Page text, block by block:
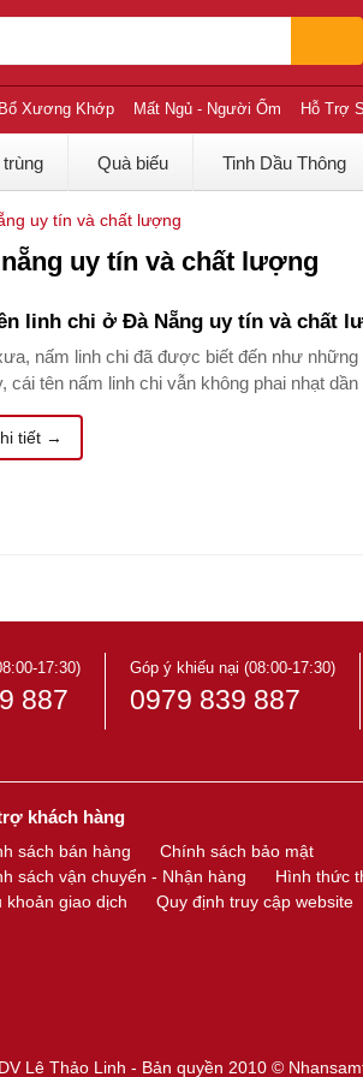
Bổ Xương Khớp Mất Ngủ - Người Ốm Hỗ Trợ
Quà biếu Tinh Dầu Thông
uy tín và chất lượng
uy tín và chất lượng
linh chi ở Đà Nẵng uy tín và chất
nấm linh chi đã được biết đến như
cái tên nấm linh chi vẫn không phai nhạt
tiết →
17:30)
887
Góp ý khiếu nại (08:00-17:30)
0979 839 887
khách hàng
sách bán hàng
Chính sách bảo mật
sách vận chuyển - Nhận hàng
Hình thức
khoản giao dịch
Quy định truy cập website
Lê Thảo Linh - Bản quyền 2010 ©